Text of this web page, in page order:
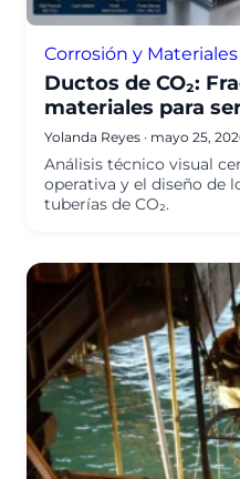
Corrosión y Materiales
Ductos de CO₂:
materiales para
Yolanda Reyes · mayo 25,
Análisis técnico visual
operativa y el diseño de
tuberías de CO₂.